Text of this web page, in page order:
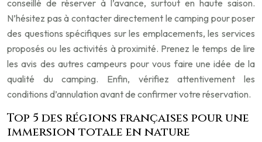
conseillé de réserver à l’avance, surtout en haute saison.
N’hésitez pas à contacter directement le camping pour poser
des questions spécifiques sur les emplacements, les services
proposés ou les activités à proximité. Prenez le temps de lire
les avis des autres campeurs pour vous faire une idée de la
qualité du camping. Enfin, vérifiez attentivement les
conditions d’annulation avant de confirmer votre réservation.
Top 5 des régions françaises pour une
immersion totale en nature